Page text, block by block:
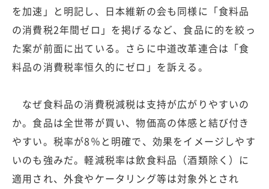
を加速」と明記し、日本維新の会も同様に「食料品
の消費税2年間ゼロ」を掲げるなど、食品に的を絞っ
た案が前面に出ている。さらに中道改革連合は「食
料品の消費税率恒久的にゼロ」を訴える。
なぜ食料品の消費税減税は支持が広がりやすいの
か。食品は全世帯が買い、物価高の体感と結び付き
やすい。税率が8％と明確で、効果をイメージしやす
いのも強みだ。軽減税率は飲食料品（酒類除く）に
適用され、外食やケータリング等は対象外とされ